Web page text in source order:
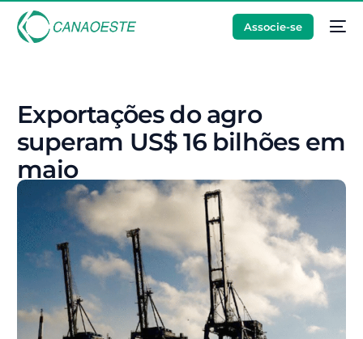
Associe-se
Exportações do agro
superam US$ 16 bilhões em
maio